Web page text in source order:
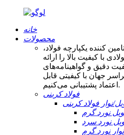
خانه
محصولات
کننده یکپارچه فولاد،
با کیفیت بالا را ارائه
دقیق و گواهینامه‌های
جهان با کیفیتی قابل
اعتماد پشتیبانی می‌کنیم.
فولاد کربنی
نوار فولاد کربنی
نورد گرم
نورد سرد
نوار نورد گرم